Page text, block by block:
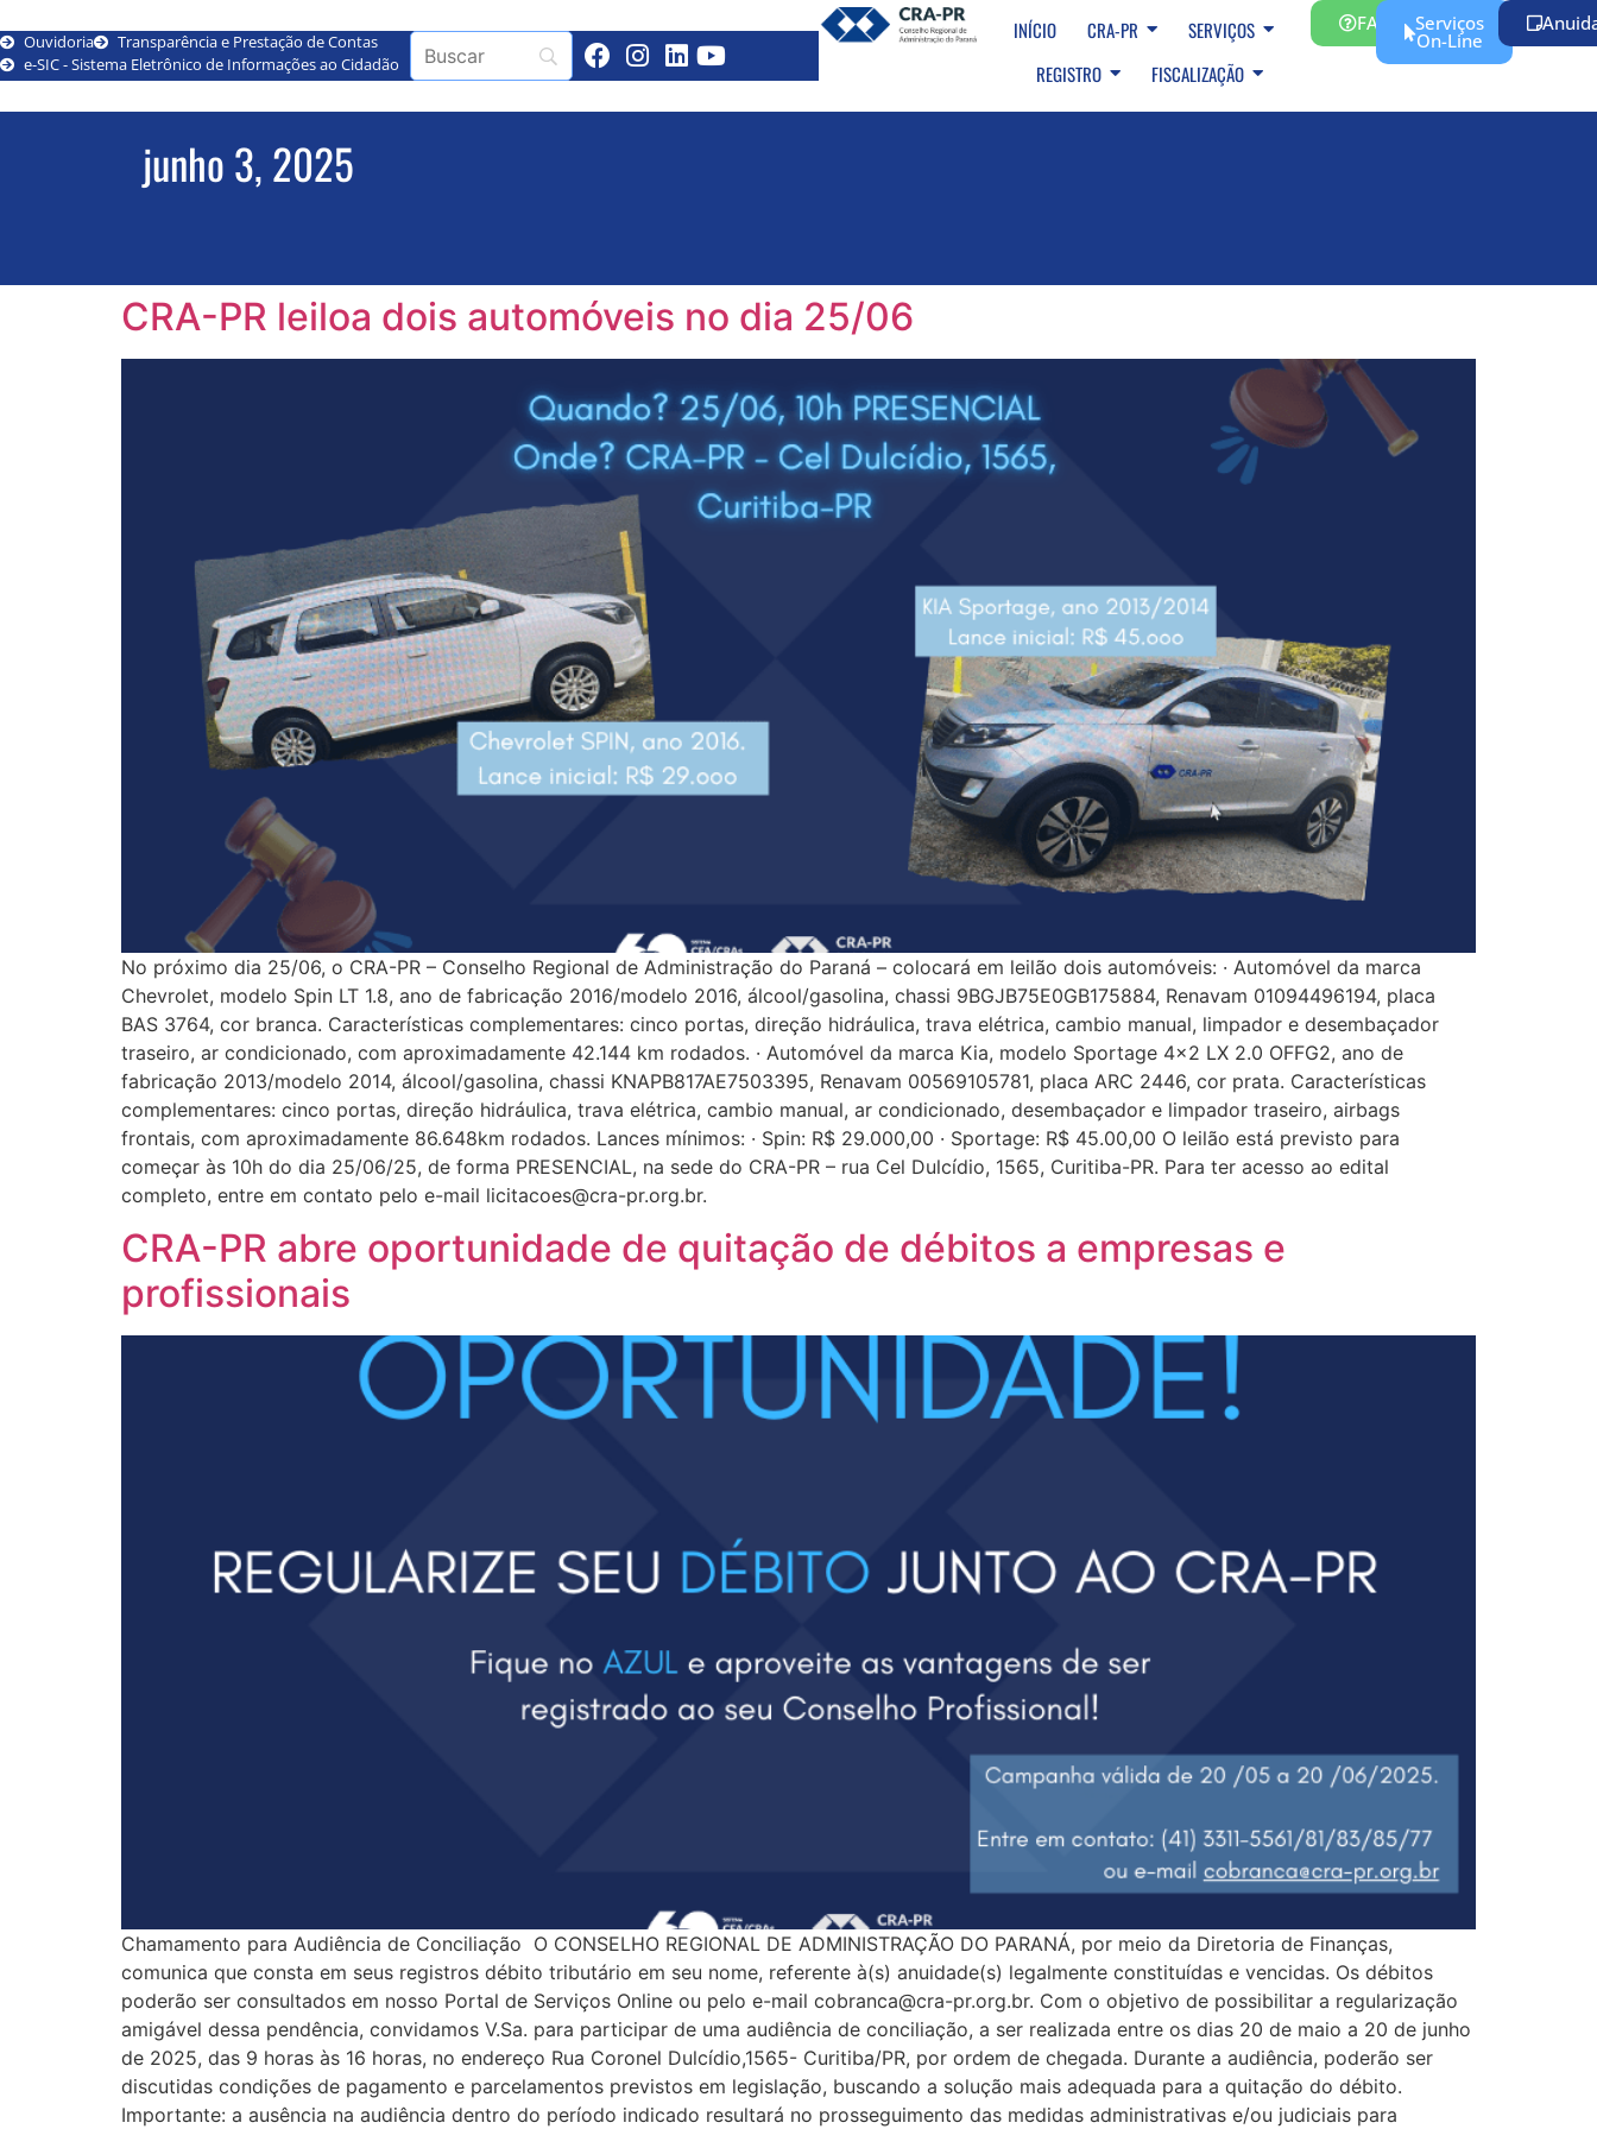
Ouvidoria
Transparência e Prestação de Contas
e-SIC - Sistema Eletrônico de Informações ao Cidadão
INÍCIO CRA-PR
SERVIÇOS
REGISTRO
FISCALIZAÇÃO
FAQ Serviços
On-Line
junho 3, 2025
CRA-PR leiloa dois automóveis no dia 25/06
No próximo dia 25/06, o CRA-PR – Conselho Regional de Administração do Paraná – colocará em leilão dois automóveis: · Automóvel da marca
Chevrolet, modelo Spin LT 1.8, ano de fabricação 2016/modelo 2016, álcool/gasolina, chassi 9BGJB75E0GB175884, Renavam 01094496194, placa
BAS 3764, cor branca. Características complementares: cinco portas, direção hidráulica, trava elétrica, cambio manual, limpador e desembaçador
traseiro, ar condicionado, com aproximadamente 42.144 km rodados. · Automóvel da marca Kia, modelo Sportage 4×2 LX 2.0 OFFG2, ano de
fabricação 2013/modelo 2014, álcool/gasolina, chassi KNAPB817AE7503395, Renavam 00569105781, placa ARC 2446, cor prata. Características
complementares: cinco portas, direção hidráulica, trava elétrica, cambio manual, ar condicionado, desembaçador e limpador traseiro, airbags
frontais, com aproximadamente 86.648km rodados. Lances mínimos: · Spin: R$ 29.000,00 · Sportage: R$ 45.00,00 O leilão está previsto para
começar às 10h do dia 25/06/25, de forma PRESENCIAL, na sede do CRA-PR – rua Cel Dulcídio, 1565, Curitiba-PR. Para ter acesso ao edital
completo, entre em contato pelo e-mail licitacoes@cra-pr.org.br.
CRA-PR abre oportunidade de quitação de débitos a empresas e
profissionais
Chamamento para Audiência de Conciliação O CONSELHO REGIONAL DE ADMINISTRAÇÃO DO PARANÁ, por meio da Diretoria de Finanças,
comunica que consta em seus registros débito tributário em seu nome, referente à(s) anuidade(s) legalmente constituídas e vencidas. Os débitos
poderão ser consultados em nosso Portal de Serviços Online ou pelo e-mail cobranca@cra-pr.org.br. Com o objetivo de possibilitar a regularização
amigável dessa pendência, convidamos V.Sa. para participar de uma audiência de conciliação, a ser realizada entre os dias 20 de maio a 20 de junho
de 2025, das 9 horas às 16 horas, no endereço Rua Coronel Dulcídio,1565- Curitiba/PR, por ordem de chegada. Durante a audiência, poderão ser
discutidas condições de pagamento e parcelamentos previstos em legislação, buscando a solução mais adequada para a quitação do débito.
Importante: a ausência na audiência dentro do período indicado resultará no prosseguimento das medidas administrativas e/ou judiciais para